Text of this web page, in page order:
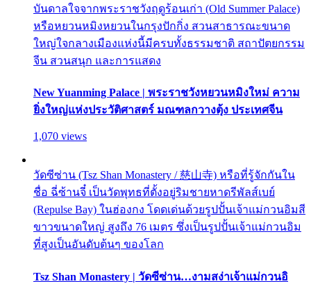
บันดาลใจจากพระราชวังฤดูร้อนเก่า (Old Summer Palace)
หรือหยวนหมิงหยวนในกรุงปักกิ่ง สวนสาธารณะขนาด
ใหญ่ใจกลางเมืองแห่งนี้มีครบทั้งธรรมชาติ สถาปัตยกรรม
จีน สวนสนุก และการแสดง
New Yuanming Palace | พระราชวังหยวนหมิงใหม่ ความ
ยิ่งใหญ่แห่งประวัติศาสตร์ มณฑลกวางตุ้ง ประเทศจีน
1,070 views
วัดซีซ่าน (Tsz Shan Monastery / 慈山寺) หรือที่รู้จักกันใน
ชื่อ ฉี่ซ้านจี๋ เป็นวัดพุทธที่ตั้งอยู่ริมชายหาดรีพัลส์เบย์
(Repulse Bay) ในฮ่องกง โดดเด่นด้วยรูปปั้นเจ้าแม่กวนอิมสี
ขาวขนาดใหญ่ สูงถึง 76 เมตร ซึ่งเป็นรูปปั้นเจ้าแม่กวนอิม
ที่สูงเป็นอันดับต้นๆ ของโลก
Tsz Shan Monastery | วัดซีซ่าน…งามสง่าเจ้าแม่กวนอิ